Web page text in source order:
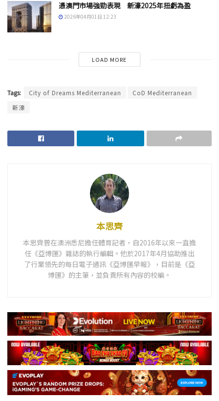
憑澳門市場強勁表現 新濠2025年扭虧為盈
2026年04月01日 12:23
LOAD MORE
Tags: City of Dreams Mediterranean
CoD Mediterranean
新濠
本思齊
本思齊曾在澳洲悉尼擔任體育記者，自2016年以來一直擔
任《亞博匯》雜誌的執行編輯。他於2017年4月協助推出
了行業領先的每日電子通訊《亞博匯早報》，目前是《亞
博匯》的主筆，並負責所有內容的校編。